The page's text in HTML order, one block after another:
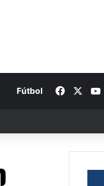
Fútbol Facebook